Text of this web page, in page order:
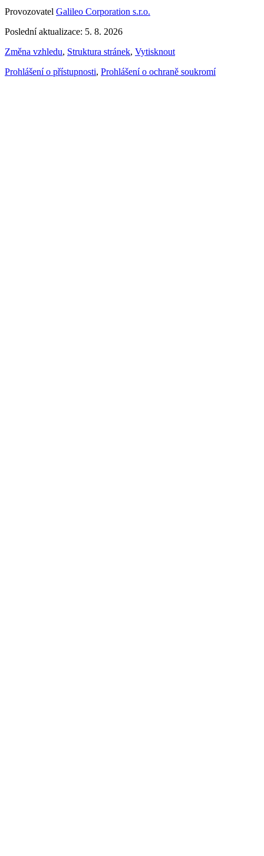
Provozovatel Galileo Corporation s.r.o.
Poslední aktualizace: 5. 8. 2026
Změna vzhledu, Struktura stránek, Vytisknout
Prohlášení o přístupnosti, Prohlášení o ochraně soukromí